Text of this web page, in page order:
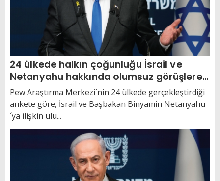
24 ülkede halkın çoğunluğu İsrail ve
Netanyahu hakkında olumsuz görüşlere
sahip
Pew Araştırma Merkezi´nin 24 ülkede gerçekleştirdiği
ankete göre, İsrail ve Başbakan Binyamin Netanyahu
´ya ilişkin ulu...